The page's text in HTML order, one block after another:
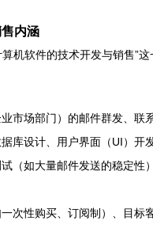
内涵
机软件的技术开发与销售”
市场部门）的邮件群发、联
库设计、用户界面（UI）
（如大量邮件发送的稳定性
次性购买、订阅制）、目标